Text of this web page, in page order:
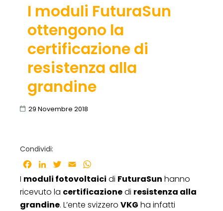
I moduli FuturaSun
ottengono la
certificazione di
resistenza alla
grandine
29 Novembre 2018
Condividi:
Facebook
LinkedInTwitter
Email
I moduli fotovoltaici di FuturaSun hanno
ricevuto la certificazionedi resistenza alla
grandine. L’ente svizzero VKG ha infatti